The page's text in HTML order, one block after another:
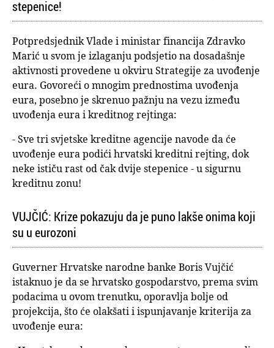
stepenice!
Potpredsjednik Vlade i ministar financija Zdravko
Marić u svom je izlaganju podsjetio na dosadašnje
aktivnosti provedene u okviru Strategije za uvođenje
eura. Govoreći o mnogim prednostima uvođenja
eura, posebno je skrenuo pažnju na vezu između
uvođenja eura i kreditnog rejtinga:
- Sve tri svjetske kreditne agencije navode da će
uvođenje eura podići hrvatski kreditni rejting, dok
neke ističu rast od čak dvije stepenice - u sigurnu
kreditnu zonu!
VUJČIĆ: Krize pokazuju da je puno lakše onima koji
su u eurozoni
Guverner Hrvatske narodne banke Boris Vujčić
istaknuo je da se hrvatsko gospodarstvo, prema svim
podacima u ovom trenutku, oporavlja bolje od
projekcija, što će olakšati i ispunjavanje kriterija za
uvođenje eura: